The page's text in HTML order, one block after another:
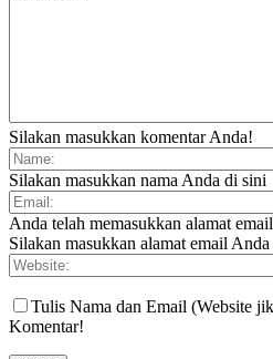
Silakan masukkan komentar Anda!
Silakan masukkan nama Anda di sini
Anda telah memasukkan alamat
Silakan masukkan alamat email
Tulis Nama dan Email (Website
Komentar!